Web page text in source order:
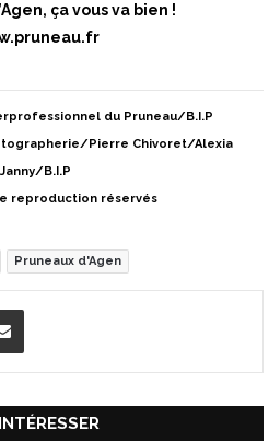
ça vous va bien !
du Pruneau/B.I.P
Pierre Chivoret/Alexia
Janny/B.I.P
reproduction réservés
Pruneaux d'Agen